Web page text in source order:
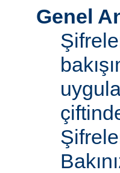
Genel